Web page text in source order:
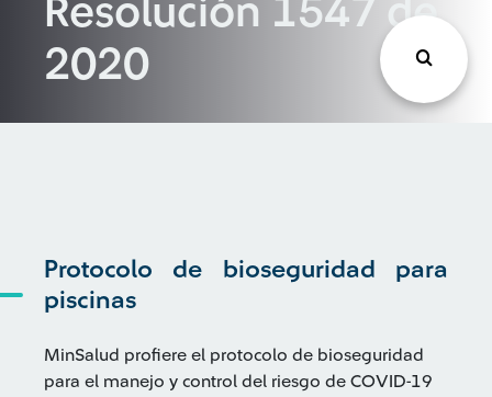
Resolución 1547 de
2020
Protocolo de bioseguridad para
piscinas
MinSalud profiere el protocolo de bioseguridad
para el manejo y control del riesgo de COVID-19